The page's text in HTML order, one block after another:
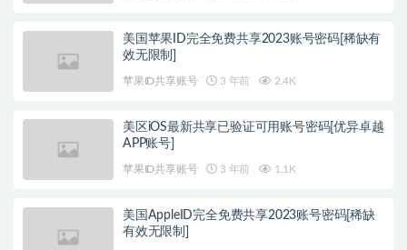
美国苹果ID完全免费共享2023账号密码[稀缺有
效无限制]
苹果ID共享账号 3 年前 2.4K
美区iOS最新共享已验证可用账号密码[优异卓越
APP账号]
苹果ID共享账号 3 年前 1.1K
美国AppleID完全免费共享2023账号密码[稀缺
有效无限制]